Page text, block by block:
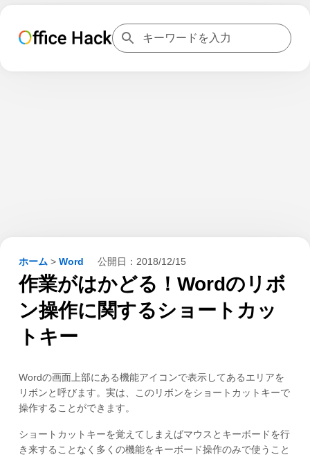
ホーム > Word 公開日： 2018/12/15
作業がはかどる！Wordのリボ
ン操作に関するショートカッ
トキー
Wordの画面上部にある機能アイコンで表示してあるエリアを
リボンと呼びます。実は、このリボンをショートカットキーで
操作することができます。
ショートカットキーを覚えてしまえばマウスとキーボードを行
き来することなく多くの機能をキーボード操作のみで使うこと